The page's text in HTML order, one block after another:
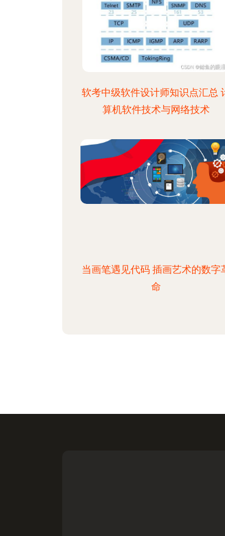
软考中级软件设计师知识点汇总
算机软件技术与网络技术
当画笔遇见代码 插画艺术的数字
命